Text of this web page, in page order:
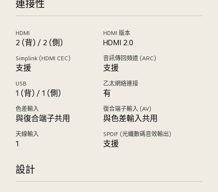
連接性
HDMI
2 (背) / 2 (側)
HDMI 版本
HDMI 2.0
Simplink (HDMI CEC)
支援
音訊傳回頻道 (ARC)
支援
USB
1 (背) / 1 (側)
乙太網絡連接
有
色差輸入
與復合端子共用
復合端子輸入 (AV)
與色差輸入共用
天線輸入
1
SPDIF (光纖數碼音效輸出)
支援
設計